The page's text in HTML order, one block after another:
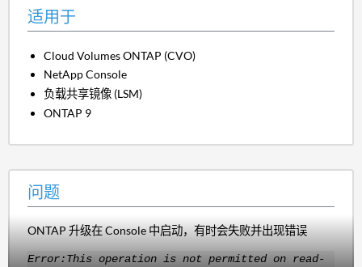
适用于
Cloud Volumes ONTAP (CVO)
NetApp Console
负载共享镜像 (LSM)
ONTAP 9
问题
ONTAP 升级在 Console 中启动，有时会失败并出现错误
Error:This operation is not permitted on read-